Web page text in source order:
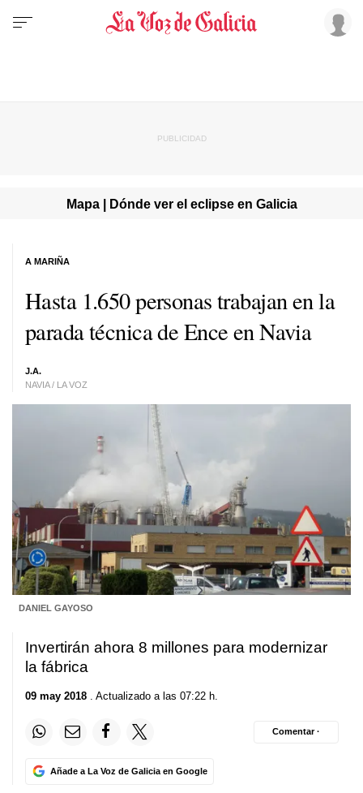
Mapa | Dónde ver el eclipse en Galicia
Hasta 1.650 personas trabajan en la
parada técnica de Ence en Navia
J.A.
NAVIA / LA VOZ
A MARIÑA
DANIEL GAYOSO
Invertirán ahora 8 millones para modernizar
la fábrica
09 may 2018 . Actualizado a las 07:22 h.
Añade a La Voz de Galicia en Google
Comentar ·